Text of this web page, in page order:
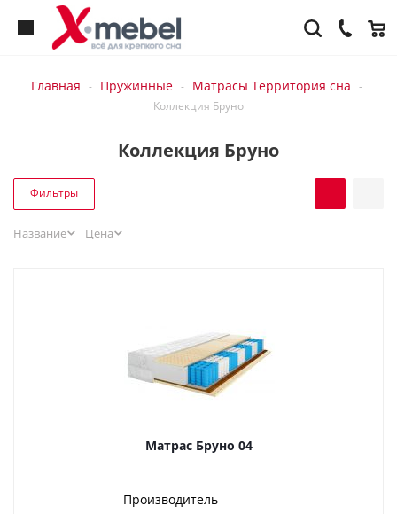
Главная - Пружинные - Матрасы Территория сна -
Коллекция Бруно
Коллекция Бруно
Фильтры
Название Цена
Матрас Бруно 04
Производитель